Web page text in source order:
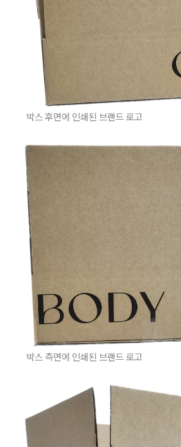
박스 후면에 인쇄된 브랜드 로고
박스 측면에 인쇄된 브랜드 로고